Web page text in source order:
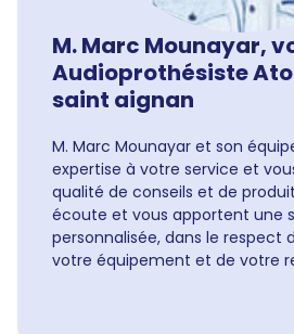
M. Marc Mounayar,
Audioprothésiste
saint aignan
M. Marc Mounayar et son
expertise à votre service et
qualité de conseils et de
écoute et vous apportent une
personnalisée, dans le respect
votre équipement et de votre